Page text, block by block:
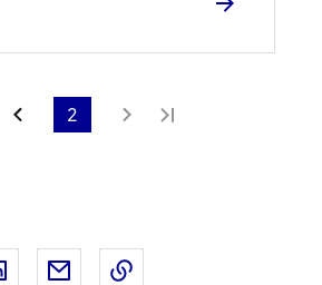
Première page
Page précédente
2 Page suivante
sur X
Partager sur LinkedIn
Partager par email